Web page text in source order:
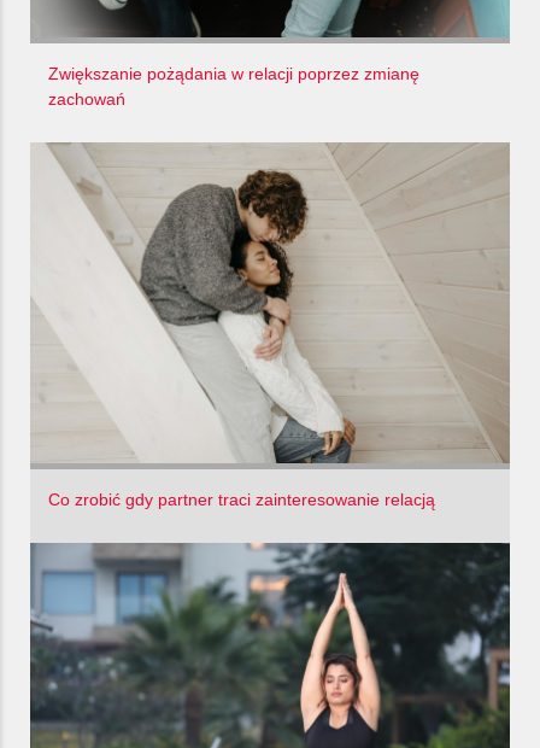
Zwiększanie pożądania w relacji poprzez zmianę
zachowań
Co zrobić gdy partner traci zainteresowanie relacją